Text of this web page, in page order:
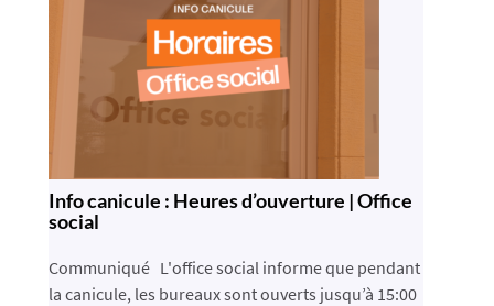
Info canicule : Heures d’ouverture | Office
social
Communiqué L'office social informe que pendant
la canicule, les bureaux sont ouverts jusqu’à 15:00